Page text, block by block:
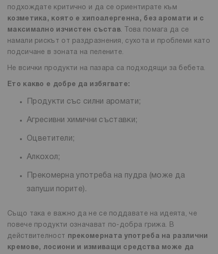
подхождате критично и да се ориентирате към
козметика, която е хипоалергенна, без аромати и с
максимално изчистен състав. Това помага да се
намали рискът от раздразнения, сухота и проблеми като
подсичане в зоната на пелените.
Не всички продукти на пазара са подходящи за бебета.
Ето какво е добре да избягвате:
Продукти със силни аромати;
Агресивни химични съставки;
Оцветители;
Алкохол;
Прекомерна употреба на пудра (може да
запуши порите).
Също така е важно да не се поддавате на идеята, че
повече продукти означават по-добра грижа. В
действителност прекомерната употреба на различни
кремове, лосиони и измиващи средства може да